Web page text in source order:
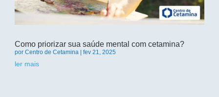
Como priorizar sua saúde mental com cetamina?
por Centro de Cetamina fev 21, 2025
ler mais